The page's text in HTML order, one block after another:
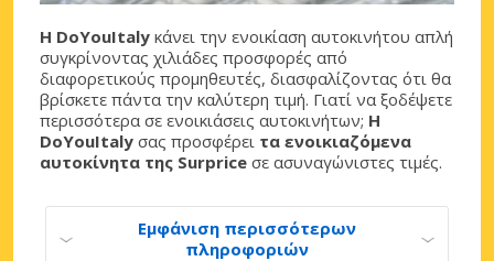
Η DoYouItaly κάνει την ενοικίαση αυτοκινήτου απλή
συγκρίνοντας χιλιάδες προσφορές από
διαφορετικούς προμηθευτές, διασφαλίζοντας ότι θα
βρίσκετε πάντα την καλύτερη τιμή. Γιατί να ξοδέψετε
περισσότερα σε ενοικιάσεις αυτοκινήτων; Η
DoYouItaly σας προσφέρει τα ενοικιαζόμενα
αυτοκίνητα της Surprice σε ασυναγώνιστες τιμές.
Εμφάνιση περισσότερων
πληροφοριών